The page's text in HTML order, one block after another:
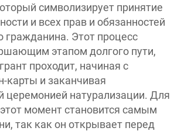
символизирует принятие
и всех прав и обязанностей
гражданина. Этот процесс
этапом долгого пути,
проходит, начиная с
карты и заканчивая
церемонией натурализации. Для
момент становится самым
так как он открывает перед